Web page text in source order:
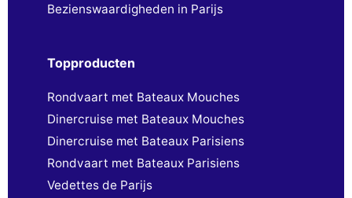
Bezienswaardigheden in Parijs
Topproducten
Rondvaart met Bateaux Mouches
Dinercruise met Bateaux Mouches
Dinercruise met Bateaux Parisiens
Rondvaart met Bateaux Parisiens
Vedettes de Parijs